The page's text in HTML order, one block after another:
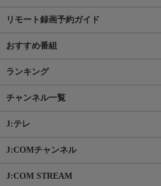
リモート録画予約ガイド
おすすめ番組
ランキング
チャンネル一覧
J:テレ
J:COMチャンネル
J:COM STREAM